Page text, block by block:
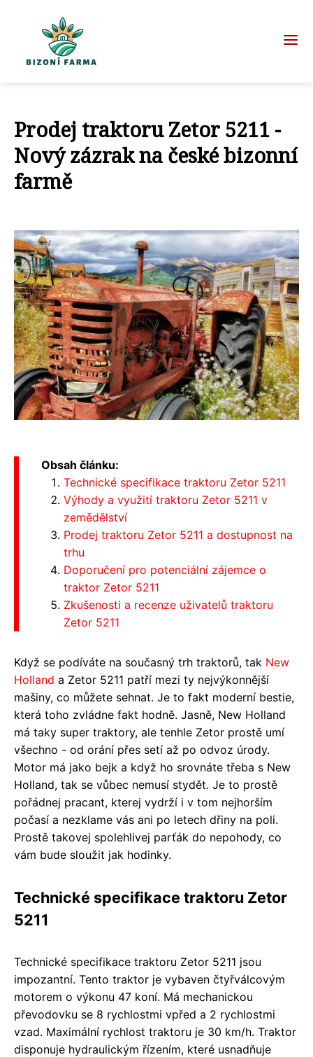
Prodej traktoru Zetor 5211 -
Nový zázrak na české bizonní
farmě
Obsah článku:
Technické specifikace traktoru Zetor 5211
Výhody a využití traktoru Zetor 5211 v
zemědělství
Prodej traktoru Zetor 5211 a dostupnost na
trhu
Doporučení pro potenciální zájemce o
traktor Zetor 5211
Zkušenosti a recenze uživatelů traktoru
Zetor 5211
Když se podíváte na současný trh traktorů, tak New
Holland a Zetor 5211 patří mezi ty nejvýkonnější
mašiny, co můžete sehnat. Je to fakt moderní bestie,
která toho zvládne fakt hodně. Jasně, New Holland
má taky super traktory, ale tenhle Zetor prostě umí
všechno - od orání přes setí až po odvoz úrody.
Motor má jako bejk a když ho srovnáte třeba s New
Holland, tak se vůbec nemusí stydět. Je to prostě
pořádnej pracant, kterej vydrží i v tom nejhorším
počasí a nezklame vás ani po letech dřiny na poli.
Prostě takovej spolehlivej parťák do nepohody, co
vám bude sloužit jak hodinky.
Technické specifikace traktoru Zetor
5211
Technické specifikace traktoru Zetor 5211 jsou
impozantní. Tento traktor je vybaven čtyřválcovým
motorem o výkonu 47 koní. Má mechanickou
převodovku se 8 rychlostmi vpřed a 2 rychlostmi
vzad. Maximální rychlost traktoru je 30 km/h. Traktor
disponuje hydraulickým řízením, které usnadňuje